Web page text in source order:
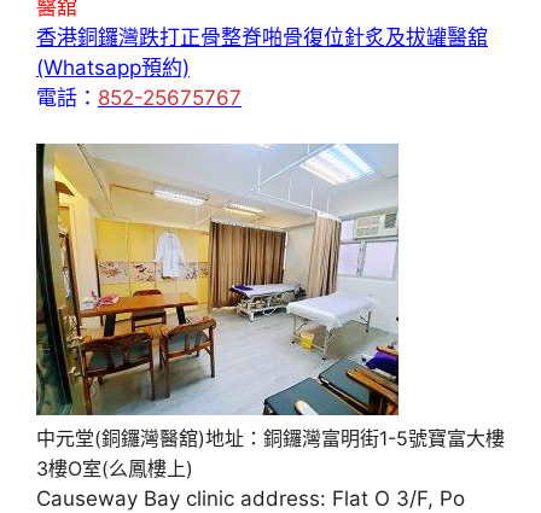
醫舘
香港銅鑼灣跌打正骨整脊啪骨復位針炙及拔罐醫舘
(Whatsapp預約)
電話： 852-25675767
中元堂(銅鑼灣醫舘)地址：銅鑼灣富明街1-5號寶富大樓
3樓O室(么鳳樓上)
Causeway Bay clinic address: Flat O 3/F, Po